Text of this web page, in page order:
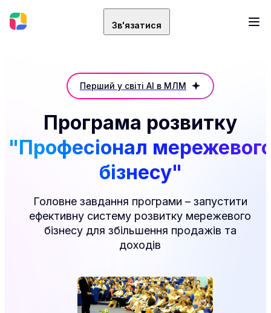
Зв'язатися
Перший у світі AI в МЛМ
Програма розвитку
"Професіонал
бізнесу"
Головне завдання програми – запустити
ефективну систему розвитку мережевого
бізнесу для збільшення продажів та
доходів